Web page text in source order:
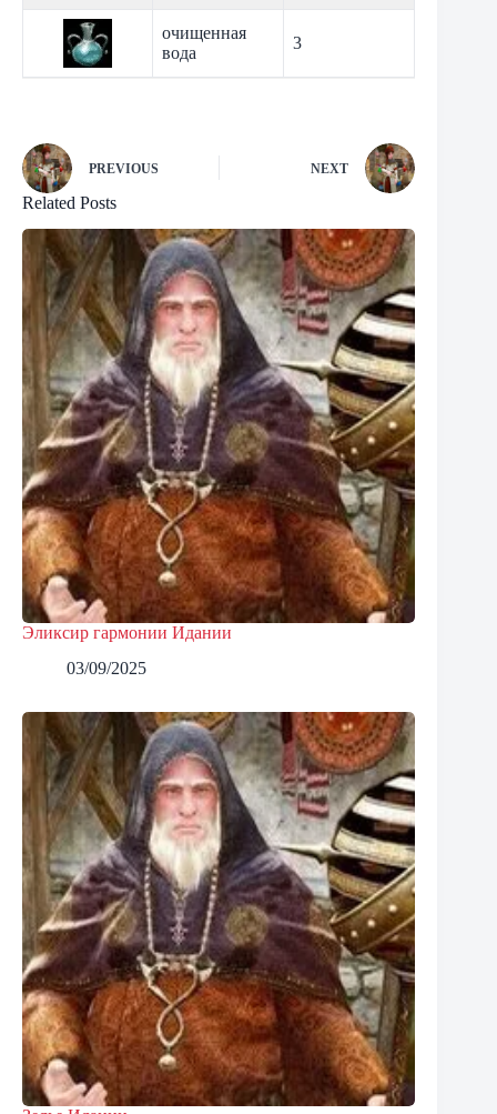
очищенная
вода
3
PREVIOUS NEXT
Related Posts
Эликсир гармонии Идании
03/09/2025